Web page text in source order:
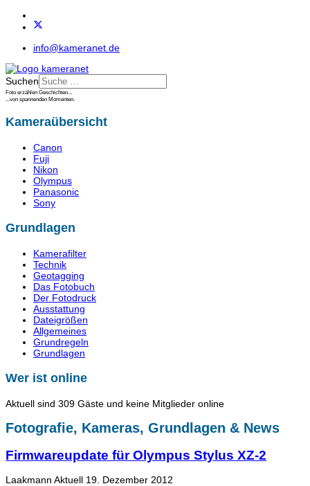
info@kameranet.de
Suchen
Foto erzählen Geschichten...
...von spannenden Momenten.
Kameraübersicht
Canon
Fuji
Nikon
Olympus
Panasonic
Sony
Grundlagen
Kamerafilter
Technik
Geotagging
Das Fotobuch
Der Fotodruck
Ausstattung
Dateigrößen
Allgemeines
Grundregeln
Grundlagen
Wer ist online
Aktuell sind 309 Gäste und keine Mitglieder online
Fotografie, Kameras, Grundlagen & News
Firmwareupdate für Olympus Stylus XZ-2
Laakmann Aktuell 19. Dezember 2012